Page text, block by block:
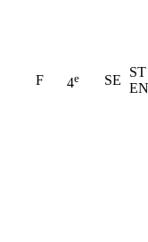
F 4e SE